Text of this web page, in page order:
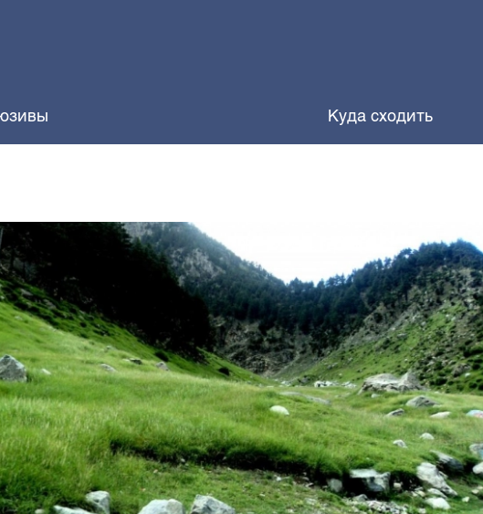
Куда сходить